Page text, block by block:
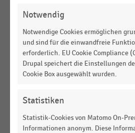
AUGENOPTIKER
Marketinggruppen in
AUGENOPTIKER|STATISTIK
Anzahl der Augenoptik-
Marketinggruppen in
AUGENOPTIKER
Anzahl der Augenoptik-
Marketinggruppen in
Notwendig
Notwendige Cookies ermöglichen
und sind für die einwandfreie
erforderlich. EU Cookie Compliance
Drupal speichert die Einstellungen
Cookie Box ausgewählt wurden.
Statistiken
Statistik-Cookies von Matomo On-
Informationen anonym. Diese